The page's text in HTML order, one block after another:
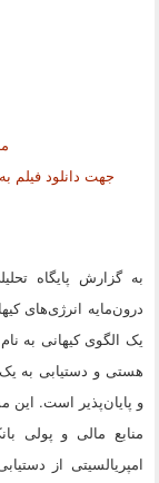
جهت دانلود فیلم
به گزارش پایگاه
درون‌مایه انرژی‌های
یک الگوی کیهانی به
هستی و دستیابی به یک
و پایان‌پذیر است. این
منابع مالی و پولی
امپریالسیتی از